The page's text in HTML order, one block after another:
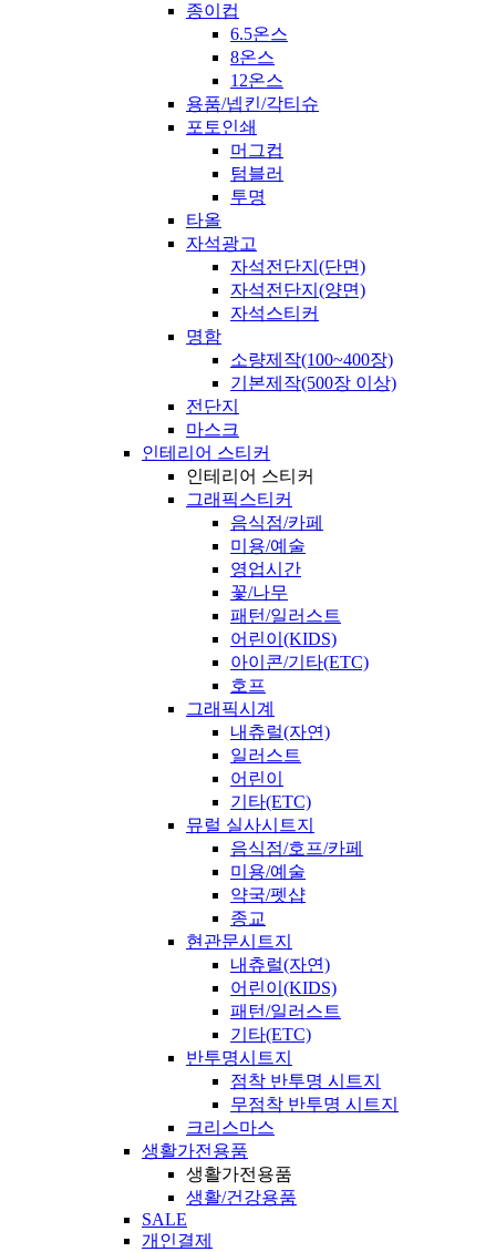
종이컵
6.5온스
8온스
12온스
용품/넵킨/각티슈
포토인쇄
머그컵
텀블러
투명
타올
자석광고
자석전단지(단면)
자석전단지(양면)
자석스티커
명함
소량제작(100~400장)
기본제작(500장 이상)
전단지
마스크
인테리어 스티커
인테리어 스티커
그래픽스티커
음식점/카페
미용/예술
영업시간
꽃/나무
패턴/일러스트
어린이(KIDS)
아이콘/기타(ETC)
호프
그래픽시계
내츄럴(자연)
일러스트
어린이
기타(ETC)
뮤럴 실사시트지
음식점/호프/카페
미용/예술
약국/펫샵
종교
현관문시트지
내츄럴(자연)
어린이(KIDS)
패턴/일러스트
기타(ETC)
반투명시트지
점착 반투명 시트지
무점착 반투명 시트지
크리스마스
생활가전용품
생활가전용품
생활/건강용품
SALE
개인결제